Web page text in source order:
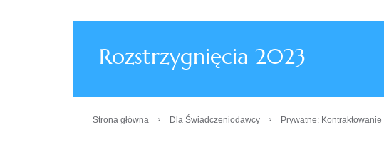
Rozstrzygnięcia 2023
Strona główna › Dla Świadczeniodawcy › Prywatne: Kontraktowanie